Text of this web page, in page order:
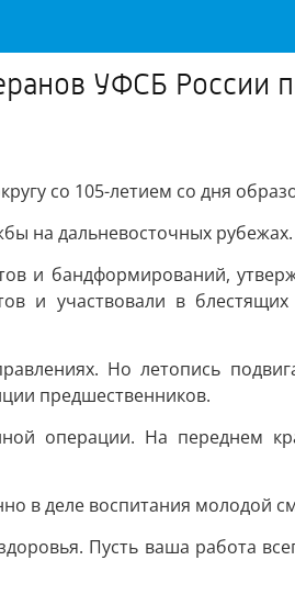
УФСБ России
со 105-летием со дня
на дальневосточных рубежах.
и бандформирований,
и участвовали в
Но летопись
предшественников.
операции. На переднем
в деле воспитания молодой
Пусть ваша работа